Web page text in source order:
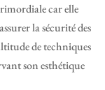
car elle
la sécurité des
de techniques
son esthétique